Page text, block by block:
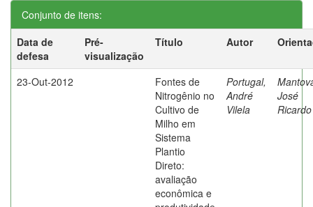
Conjunto de itens:
Data de
defesa
Pré-
visualização
Título Autor
23-Out-2012
Fontes de
Nitrogênio no
Cultivo de
Milho em
Sistema
Plantio
Direto:
avaliação
econômica e
Portugal,
André
Vilela
José
Ricardo